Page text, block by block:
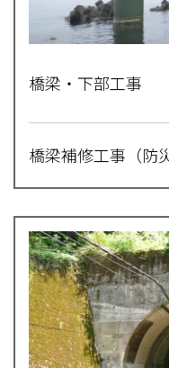
橋梁・下部工事
橋梁補修工事（防